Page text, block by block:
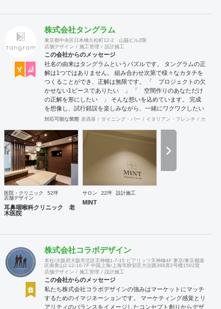
株式会社タングラム
東京都中央区日本橋久松町12-2 山脇ビル2階
店舗デザイン
施工管理 設計施工
この会社からのメッセージ
社名の由来はタングラムというパズルです。 タングラムの正
解は1つではありません。 組み合わせ次第で様々なカタチを
つくることができ、正解は無限です。 「 プロジェクトの欠
かせない1ピースでありたい 」 「 空間作りのあなただけ
の正解を形にしたい 」 そんな想いを込めています。 完成
を想像し、試行錯誤を楽しみながら、 ​一緒にワクワクしたい
と思っています。
対応可能な業態 居酒屋 ダイニング・バー イタリアン・フレンチ カフェ
医院・クリニック
52坪
店舗デザイン
耳鼻咽喉科クリニック 老
木医院
サロン 22坪 設計施工
MINT
株式会社コラボデザイン
本社/大阪府大阪市北区天神橋1-7-15 ビアリッツ天神橋4F 東京/東京都港
区南青山2-12-16-7F 中国上海/上海市静安区大沽路368弄2号楼1502室
店舗デザイン
施工管理 設計施工
この会社からのメッセージ
私たち株式会社コラボデザインの強みはマーケットにマッチ
するためのイマジネーションです。 マーケティング感覚とリ
アリティのバランスをイメージしたコンセプト創りからデザ